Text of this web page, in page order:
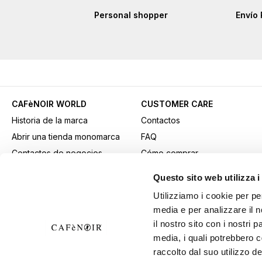
Questo sito web utilizza i
Utilizziamo i cookie per
media e per analizzare il
il nostro sito con i nostri
media, i quali potrebbero
raccolto dal suo utilizzo
Personal shopper Envío
CAFèNOIR WORLD
Historia de la marca
Abrir una tienda monomarca
Contactos de negocios
CUSTOMER CARE
Contactos
FAQ
Cómo comprar
Transporte
Devoluciones y retiros
Condiciones generales de
venta
Ejercer el derecho de